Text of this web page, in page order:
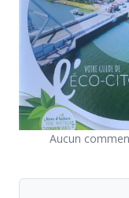
Aucun